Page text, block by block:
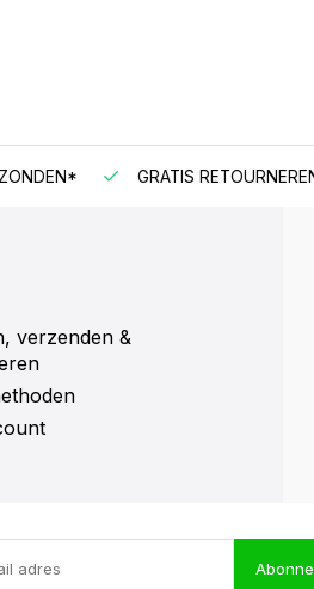
GRATIS RETOURNEREN IN
verzenden &